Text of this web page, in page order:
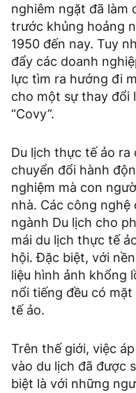
nghiêm ngặt đã làm
trước khủng hoảng
1950 đến nay. Tuy
đẩy các doanh
lực tìm ra hướng đi
cho một sự thay đổi
“Covy”.
Du lịch thực tế ảo
chuyển đổi hành
nghiệm mà con
nhà. Các công
ngành Du lịch cho
mái du lịch thực tế
hội. Đặc biệt, với
liệu hình ảnh khổng
nổi tiếng đều có
tế ảo.
Trên thế giới, việc
vào du lịch đã được
biệt là với những